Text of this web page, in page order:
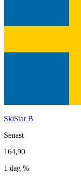
SkiStar B
Senast
164,90
1 dag %